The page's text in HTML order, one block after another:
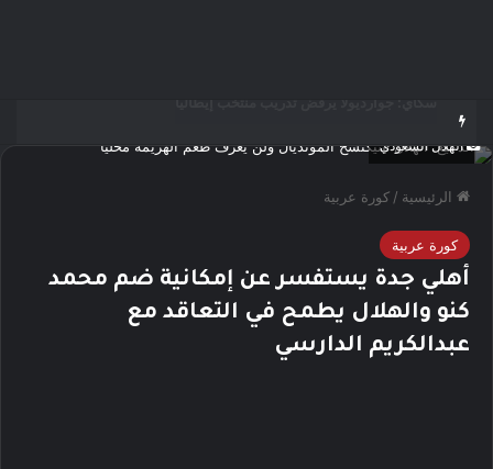
الهلال السعودي
الرئيسية / كورة عربية
كورة عربية
أهلي جدة يستفسر عن إمكانية ضم محمد
كنو والهلال يطمح في التعاقد مع
عبدالكريم الدارسي